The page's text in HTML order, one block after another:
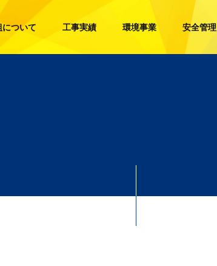
ついて 工事実績 環境事業 安全管理